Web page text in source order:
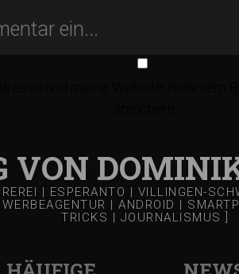
VON
| ESPERANTO | VILLINGEN-
| ANDROID |
TRICKS | JOURNALISMUS ]